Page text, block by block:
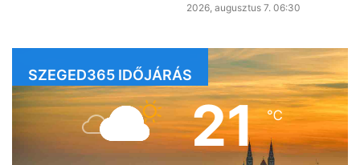
2026, augusztus 7. 06:30
SZEGED365 IDŐJÁRÁS
21℃